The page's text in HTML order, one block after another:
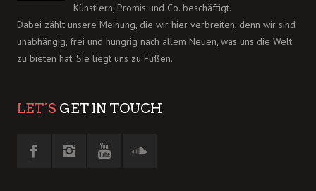
Künstlern, Promis und Co. beschäftigt.
Dabei zählt unsere Meinung, die wir hier verbreiten, denn wir sind
unabhängig, frei und hungrig nach allem Neuen, was uns die Welt
zu bieten hat. Sie liegt uns zu Füßen.
LET´S GET IN TOUCH